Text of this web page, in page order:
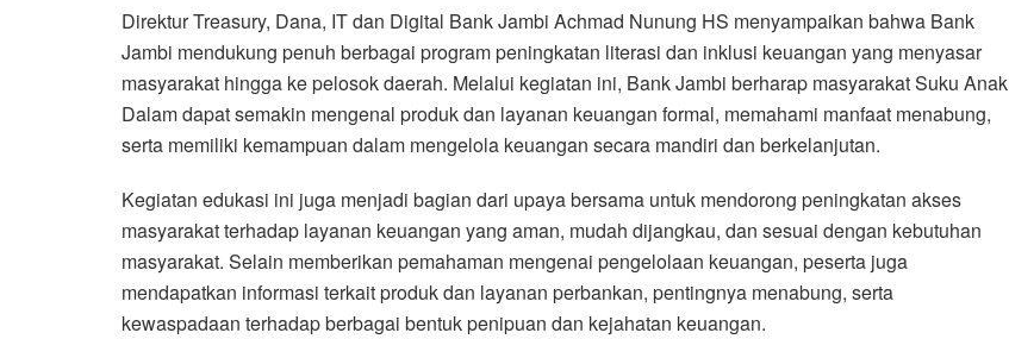
Direktur Treasury, Dana, IT dan Digital Bank Jambi Achmad Nunung HS menyampaikan bahwa Bank
Jambi mendukung penuh berbagai program peningkatan literasi dan inklusi keuangan yang menyasar
masyarakat hingga ke pelosok daerah. Melalui kegiatan ini, Bank Jambi berharap masyarakat Suku Anak
Dalam dapat semakin mengenal produk dan layanan keuangan formal, memahami manfaat menabung,
serta memiliki kemampuan dalam mengelola keuangan secara mandiri dan berkelanjutan.
Kegiatan edukasi ini juga menjadi bagian dari upaya bersama untuk mendorong peningkatan akses
masyarakat terhadap layanan keuangan yang aman, mudah dijangkau, dan sesuai dengan kebutuhan
masyarakat. Selain memberikan pemahaman mengenai pengelolaan keuangan, peserta juga
mendapatkan informasi terkait produk dan layanan perbankan, pentingnya menabung, serta
kewaspadaan terhadap berbagai bentuk penipuan dan kejahatan keuangan.